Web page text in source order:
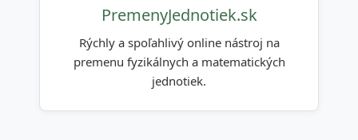
PremenyJednotiek.sk
Rýchly a spoľahlivý online nástroj na
premenu fyzikálnych a matematických
jednotiek.